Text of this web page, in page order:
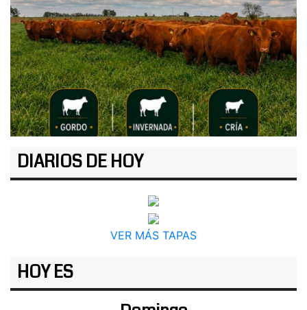
DIARIOS DE HOY
VER MÁS TAPAS
HOY ES